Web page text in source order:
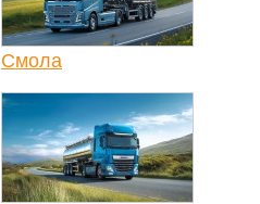
Смола